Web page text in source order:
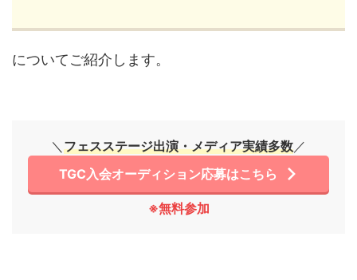
についてご紹介します。
＼ フェスステージ出演・メディア実績多数／
TGC入会オーディション応募はこちら
※無料参加